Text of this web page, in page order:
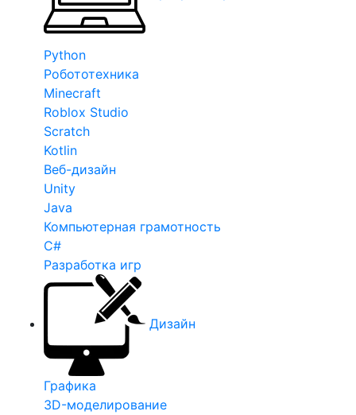
Python
Робототехника
Minecraft
Roblox Studio
Scratch
Kotlin
Веб-дизайн
Unity
Java
Компьютерная грамотность
C#
Разработка игр
Дизайн
Графика
3D-моделирование